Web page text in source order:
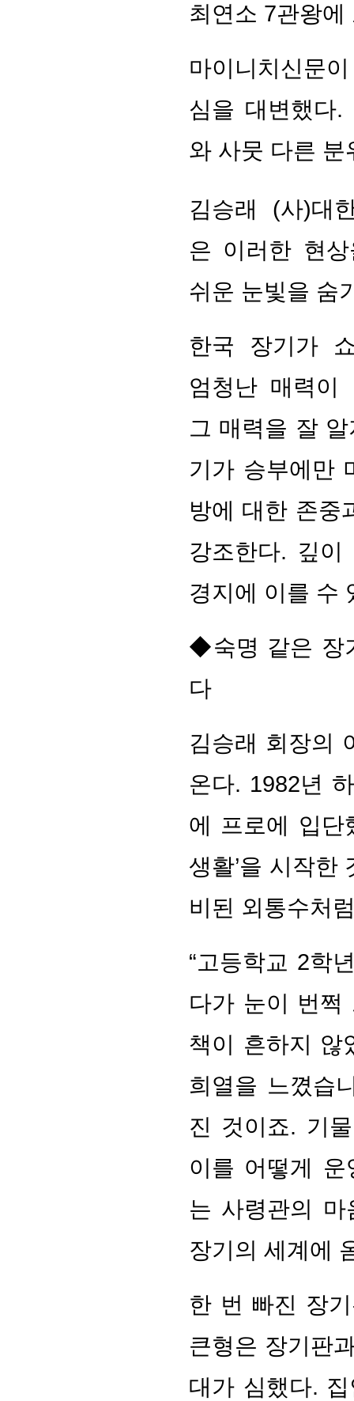
최연소 7관왕에
마이니치신문
심을 대변했다.
와 사뭇 다른
김승래 (사)대
은 이러한 현
쉬운 눈빛을 숨
한국 장기가
엄청난 매력이
그 매력을 잘
기가 승부에만
방에 대한 존중
강조한다. 깊이
경지에 이를 수
◆숙명 같은 장
다
김승래 회장의
온다. 1982년
에 프로에 입단
생활’을 시작한
비된 외통수처
“고등학교 2학
다가 눈이 번쩍
책이 흔하지 않
희열을 느꼈습
진 것이죠. 기
이를 어떻게 운
는 사령관의 마
장기의 세계에
한 번 빠진 장
큰형은 장기판
대가 심했다.